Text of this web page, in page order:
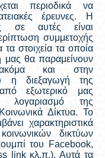
περιοδικά να
έρευνες. Η
σε αυτές είναι
συμμετοχής
στοιχεία τα οποία
μας θα παραμείνουν
ακόμα και στην
η διεξαγωγή της
εξωτερικό μας
λογαριασμό της
Δίκτυα. Το
χαρακτηριστικά
δικτύων
του Facebook,
link κλ.π.). Αυτά τα